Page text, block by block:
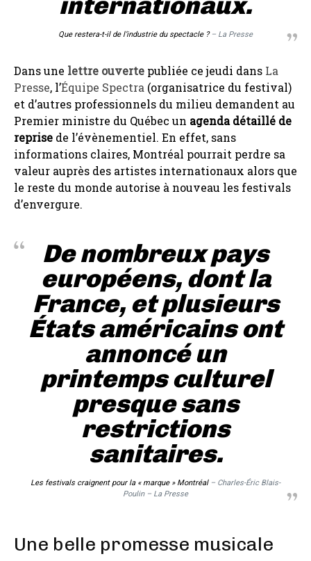
Que restera-t-il de l’industrie du spectacle ? – La Presse
Dans une lettre ouverte publiée ce jeudi dans La
Presse, l’Équipe Spectra (organisatrice du festival)
et d’autres professionnels du milieu demandent au
Premier ministre du Québec un agenda détaillé de
reprise de l’évènementiel. En effet, sans
informations claires, Montréal pourrait perdre sa
valeur auprès des artistes internationaux alors que
le reste du monde autorise à nouveau les festivals
d’envergure.
De nombreux pays
européens, dont la
France, et plusieurs
États américains ont
annoncé un
printemps culturel
presque sans
restrictions
sanitaires.
Les festivals craignent pour la « marque » Montréal– Charles-Éric Blais-
Poulin – La Presse
Une belle promesse musicale